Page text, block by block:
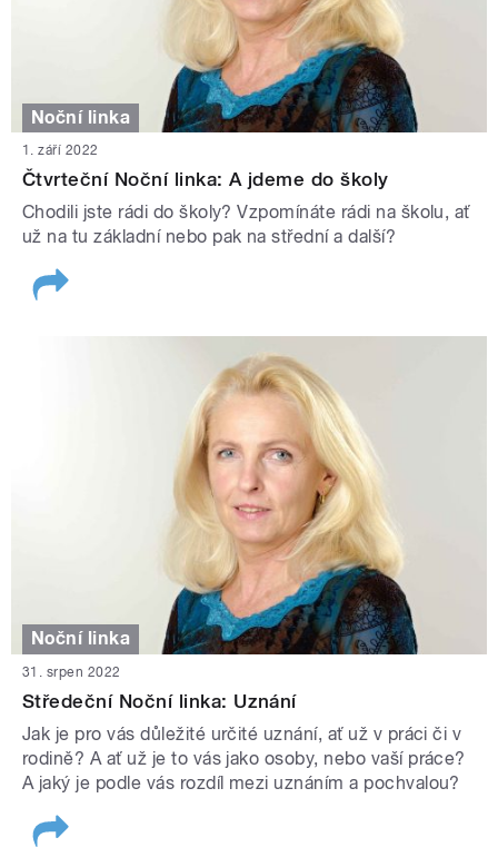
Noční linka
1. září 2022
Čtvrteční Noční linka: A jdeme do školy
Chodili jste rádi do školy? Vzpomínáte rádi na školu, ať
už na tu základní nebo pak na střední a další?
Noční linka
31. srpen 2022
Středeční Noční linka: Uznání
Jak je pro vás důležité určité uznání, ať už v práci či v
rodině? A ať už je to vás jako osoby, nebo vaší práce?
A jaký je podle vás rozdíl mezi uznáním a pochvalou?